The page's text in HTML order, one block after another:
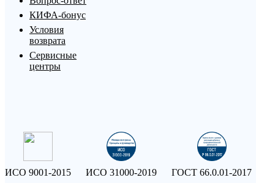
КИФА-бонус
Условия
возврата
Сервисные
центры
ИСО 9001-2015 ИСО 31000-2019 ГОСТ 66.0.01-2017